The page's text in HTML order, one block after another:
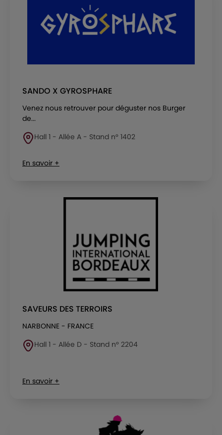
SANDO X GYROSPHARE
Venez nous retrouver pour déguster nos Burger
de...
Hall 1 - Allée A - Stand n° 1402
En savoir +
SAVEURS DES TERROIRS
NARBONNE - FRANCE
Hall 1 - Allée D - Stand n° 2204
En savoir +